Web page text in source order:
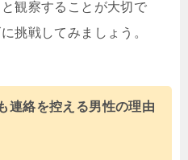
観察することが大切で
挑戦してみましょう。
連絡を控える男性の理由